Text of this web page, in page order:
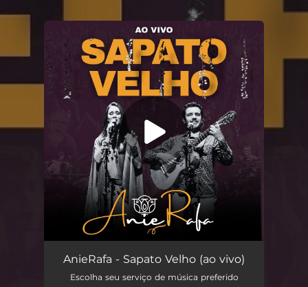
You're all set!
Sapato Velho (ao vivo) 03:50
AnieRafa - Sapato Velho (ao vivo)
Escolha seu serviço de música preferido